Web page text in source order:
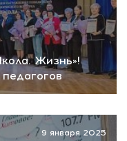
Жизнь»!
9 января 2025